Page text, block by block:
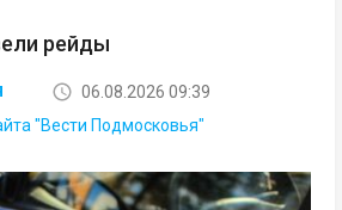
рейды
06.08.2026 09:39
"Вести Подмосковья"